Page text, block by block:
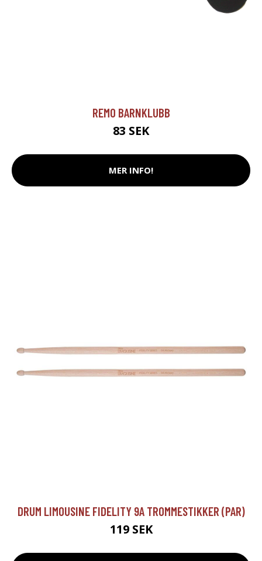
REMO BARNKLUBB
83 SEK
MER INFO!
DRUM LIMOUSINE FIDELITY 9A TROMMESTIKKER (PAR)
119 SEK